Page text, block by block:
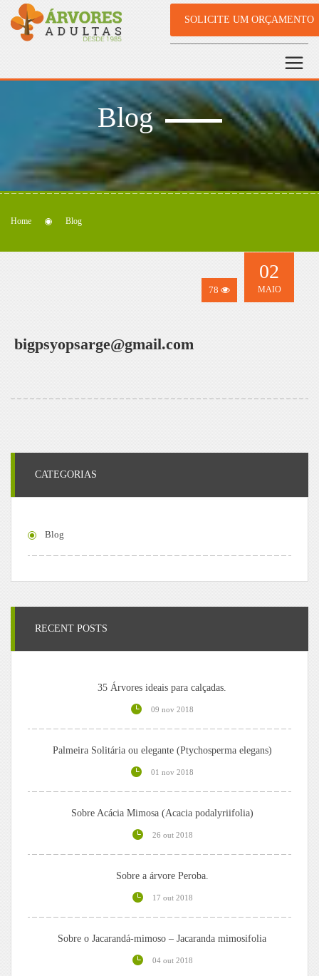
SOLICITE UM ORÇAMENTO
Blog
Home Blog
78
02
MAIO
bigpsyopsarge@gmail.com
CATEGORIAS
Blog
RECENT POSTS
35 Árvores ideais para calçadas.
09 nov 2018
Palmeira Solitária ou elegante (Ptychosperma elegans)
01 nov 2018
Sobre Acácia Mimosa (Acacia podalyriifolia)
26 out 2018
Sobre a árvore Peroba.
17 out 2018
Sobre o Jacarandá-mimoso – Jacaranda mimosifolia
04 out 2018